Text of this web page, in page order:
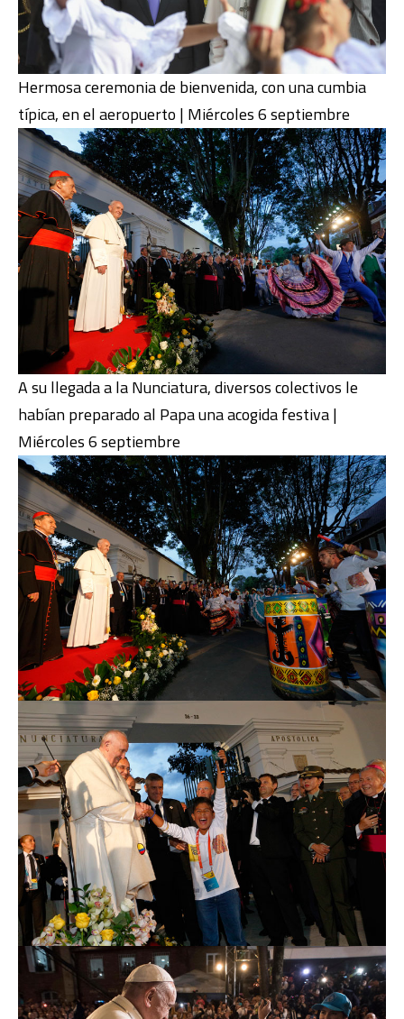
Hermosa ceremonia de bienvenida, con una cumbia
típica, en el aeropuerto | Miércoles 6 septiembre
A su llegada a la Nunciatura, diversos colectivos le
habían preparado al Papa una acogida festiva |
Miércoles 6 septiembre